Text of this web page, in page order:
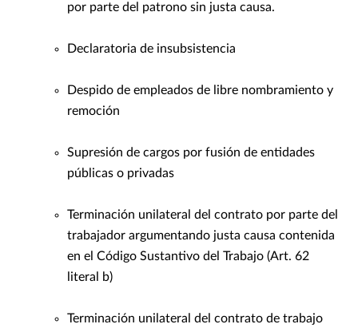
por parte del patrono sin justa causa.
Declaratoria de insubsistencia
Despido de empleados de libre nombramiento y
remoción
Supresión de cargos por fusión de entidades
públicas o privadas
Terminación unilateral del contrato por parte del
trabajador argumentando justa causa contenida
en el Código Sustantivo del Trabajo (Art. 62
literal b)
Terminación unilateral del contrato de trabajo